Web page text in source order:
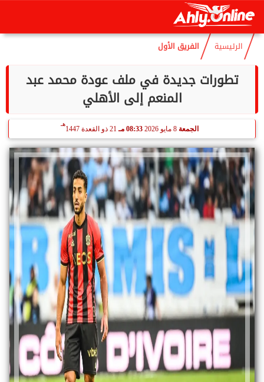
الجمعة
الرئيسية الفريق الأول
تطورات جديدة في ملف عودة محمد عبد
المنعم إلى الأهلي
الجمعة 08:33 مـ 21 ذو القعدة 1447
هـ